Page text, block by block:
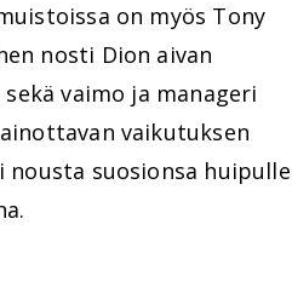
on myös Tony
nosti Dion aivan
vaimo ja manageri
vaikutuksen
nousta suosionsa huipulle